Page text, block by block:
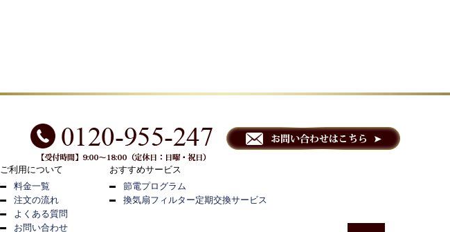
ご利用について
料金一覧
注文の流れ
よくある質問
お問い合わせ
おすすめサービス
節電プログラム
換気扇フィルター定期交換サービス